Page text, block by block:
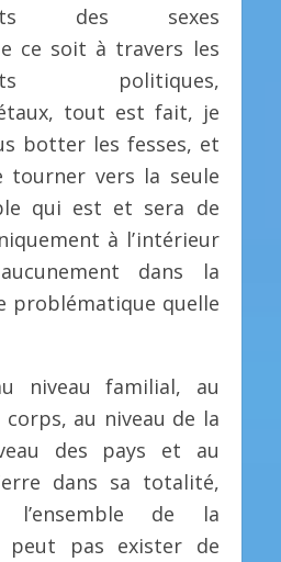
des sexes
ce soit à travers les
politiques,
tout est fait, je
botter les fesses, et
tourner vers la seule
qui est et sera de
à l’intérieur
dans la
problématique quelle
niveau familial, au
au niveau de la
des pays et au
dans sa totalité,
l’ensemble de la
pas exister de